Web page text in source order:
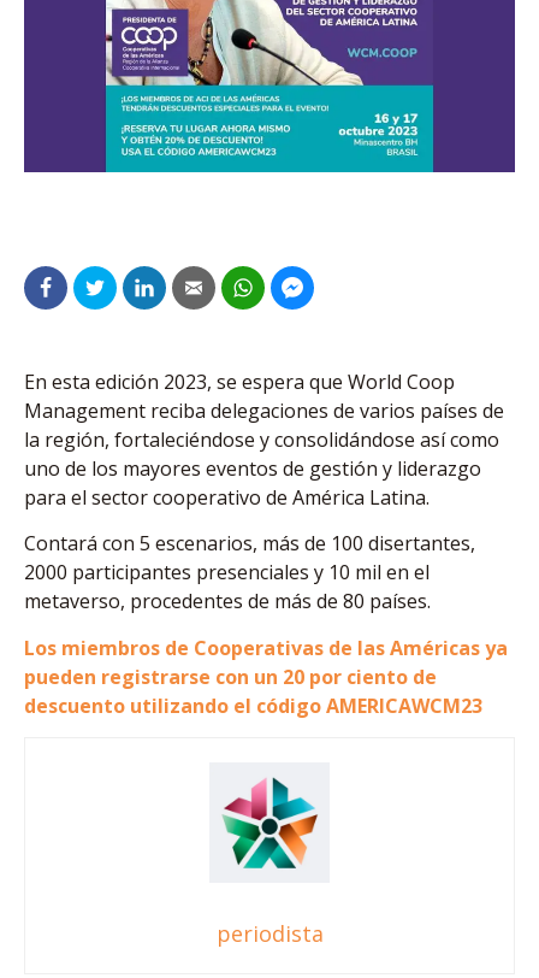
En esta edición 2023, se espera que World Coop
Management reciba delegaciones de varios países de
la región, fortaleciéndose y consolidándose así como
uno de los mayores eventos de gestión y liderazgo
para el sector cooperativo de América Latina.
Contará con 5 escenarios, más de 100 disertantes,
2000 participantes presenciales y 10 mil en el
metaverso, procedentes de más de 80 países.
Los miembros de Cooperativas de las Américas ya
pueden registrarse con un 20 por ciento de
descuento utilizando el código AMERICAWCM23
periodista